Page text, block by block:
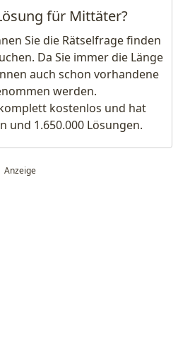
für Mittäter?
Sie die Rätselfrage finden
Da Sie immer die Länge
auch schon vorhandene
werden.
kostenlos und hat
und 1.650.000 Lösungen.